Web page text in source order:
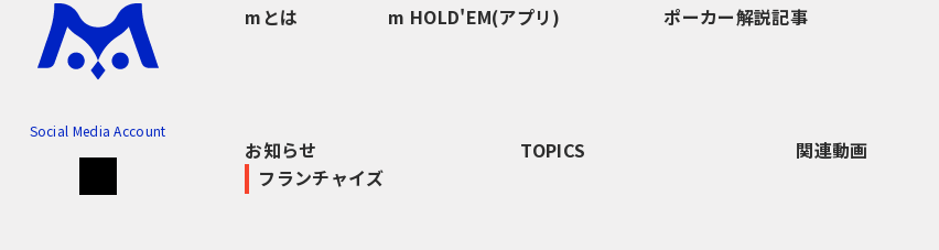
Social Media Account
mとは m HOLD'EM(アプリ) ポーカー解説記事
お知らせ TOPICS
関連動画
フランチャイズ